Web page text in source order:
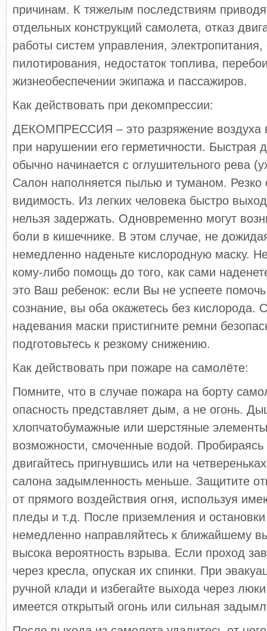
причинам. К тяжелым последствиям
отдельных конструкций самолета, отказ
работы систем управления, электропитания,
пилотирования, недостаток топлива,
жизнеобеспечении экипажа и пассажиров.
Как действовать при декомпрессии:
ДЕКОМПРЕССИЯ – это разряжение воздуха
при нарушении его герметичности. Быстрая
обычно начинается с оглушительного рева
Салон наполняется пылью и туманом. Резко
видимость. Из легких человека быстро
нельзя задержать. Одновременно могут
боли в кишечнике. В этом случае, не
немедленно наденьте кислородную маску.
кому-либо помощь до того, как сами
это Ваш ребенок: если Вы не успеете
сознание, вы оба окажетесь без кислорода.
надевания маски пристигните ремни
подготовьтесь к резкому снижению.
Как действовать при пожаре на самолёте:
Помните, что в случае пожара на борту
опасность представляет дым, а не огонь.
хлопчатобумажные или шерстяные
возможности, смоченные водой. Пробираясь
двигайтесь пригнувшись или на
салона задымленность меньше. Защитите
от прямого воздействия огня, используя
пледы и т.д. После приземления и
немедленно направляйтесь к ближайшему
высока вероятность взрыва. Если проход
через кресла, опуская их спинки. При
ручной клади и избегайте выхода через
имеется открытый огонь или сильная